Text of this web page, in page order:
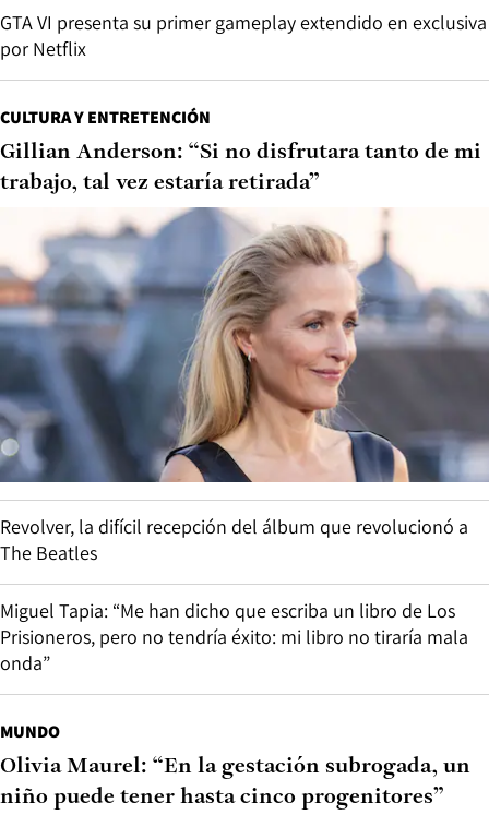
GTA VI presenta su primer gameplay extendido en exclusiva
por Netflix
CULTURA Y ENTRETENCIÓN
Gillian Anderson: “Si no disfrutara tanto de mi
trabajo, tal vez estaría retirada”
Revolver, la difícil recepción del álbum que revolucionó a
The Beatles
Miguel Tapia: “Me han dicho que escriba un libro de Los
Prisioneros, pero no tendría éxito: mi libro no tiraría mala
onda”
MUNDO
Olivia Maurel: “En la gestación subrogada, un
niño puede tener hasta cinco progenitores”